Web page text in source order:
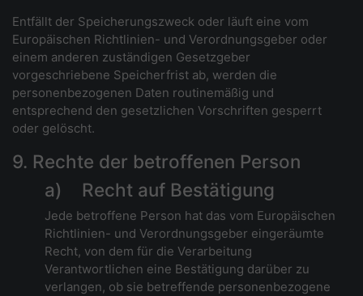
Entfällt der Speicherungszweck oder läuft eine vom
Europäischen Richtlinien- und Verordnungsgeber oder
einem anderen zuständigen Gesetzgeber
vorgeschriebene Speicherfrist ab, werden die
personenbezogenen Daten routinemäßig und
entsprechend den gesetzlichen Vorschriften gesperrt
oder gelöscht.
9. Rechte der betroffenen Person
a) Recht auf Bestätigung
Jede betroffene Person hat das vom Europäischen
Richtlinien- und Verordnungsgeber eingeräumte
Recht, von dem für die Verarbeitung
Verantwortlichen eine Bestätigung darüber zu
verlangen, ob sie betreffende personenbezogene